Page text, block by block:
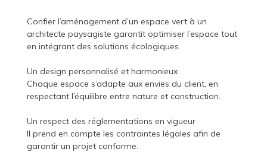
Confier l’aménagement d’un espace vert à un
architecte paysagiste garantit optimiser l’espace tout
en intégrant des solutions écologiques.
Un design personnalisé et harmonieux
Chaque espace s’adapte aux envies du client, en
respectant l’équilibre entre nature et construction.
Un respect des réglementations en vigueur
Il prend en compte les contraintes légales afin de
garantir un projet conforme.